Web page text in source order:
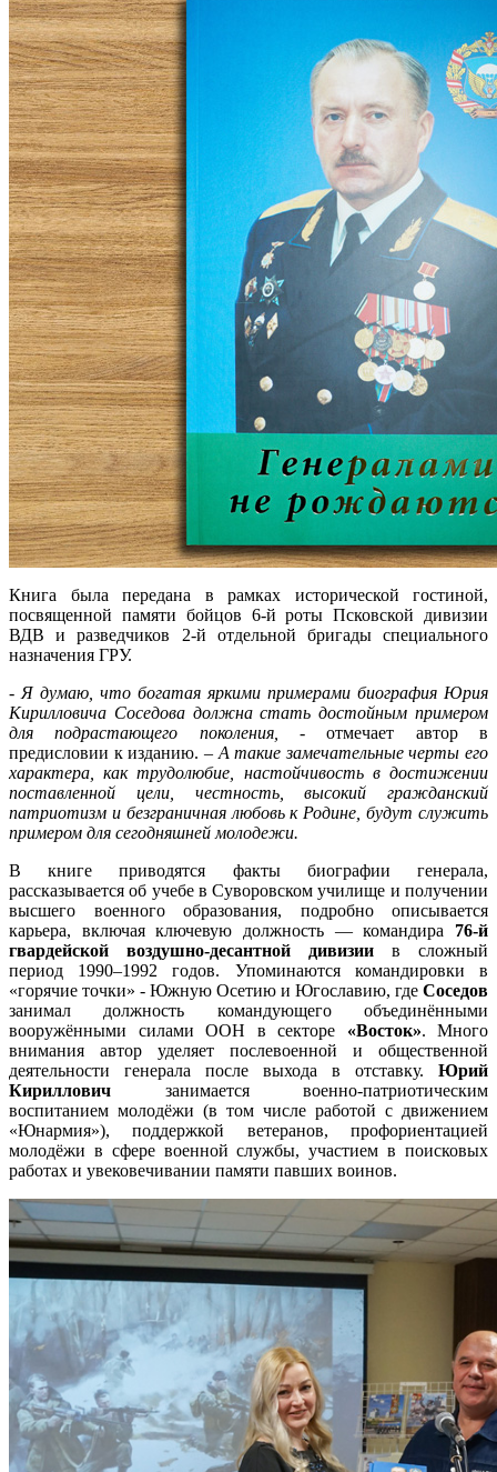
Книга была передана в рамках исторической гостиной,
посвященной памяти бойцов 6-й роты Псковской дивизии
ВДВ и разведчиков 2-й отдельной бригады специального
назначения ГРУ.
- Я думаю, что богатая яркими примерами биография Юрия
Кирилловича Соседова должна стать достойным примером
для подрастающего поколения,
- отмечает автор в
предисловии к изданию. – А такие замечательные черты его
характера, как трудолюбие, настойчивость в достижении
поставленной цели, честность, высокий гражданский
патриотизм и безграничная любовь к Родине, будут служить
примером для сегодняшней молодежи.
В книге приводятся факты биографии генерала,
рассказывается об учебе в Суворовском училище и получении
высшего военного образования, подробно описывается
карьера, включая ключевую должность — командира 76‑й
гвардейской воздушно‑десантной дивизии в сложный
период 1990–1992 годов. Упоминаются командировки в
«горячие точки» - Южную Осетию и Югославию, где Соседов
занимал должность командующего объединёнными
вооружёнными силами ООН в секторе «Восток». Много
внимания автор уделяет послевоенной и общественной
деятельности генерала после выхода в отставку. Юрий
Кириллович занимается военно‑патриотическим
воспитанием молодёжи (в том числе работой с движением
«Юнармия»), поддержкой ветеранов, профориентацией
молодёжи в сфере военной службы, участием в поисковых
работах и увековечивании памяти павших воинов.